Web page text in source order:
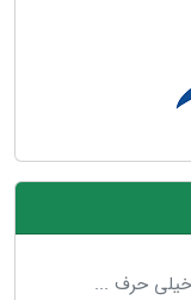
خیلی حرف ...